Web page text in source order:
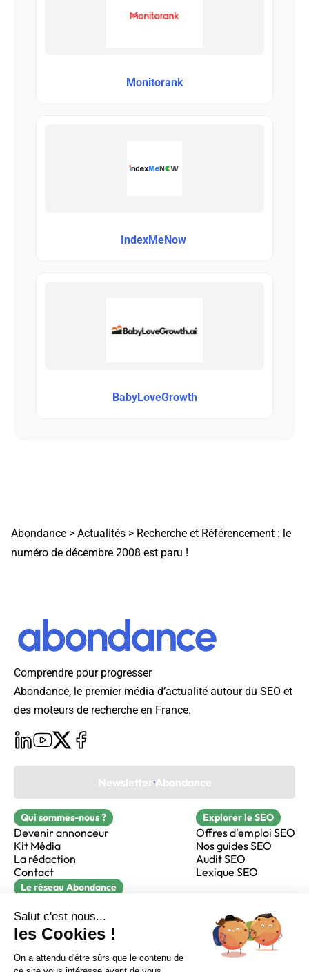
Sur LinkedIn Sur Youtube
Monitorank
IndexMeNow
BabyLoveGrowth
Abondance > Actualités > Recherche et Référencement : le
numéro de décembre 2008 est paru !
Comprendre pour progresser
Abondance, le premier média d’actualité autour du SEO et
des moteurs de recherche en France.
Newsletter Abondance
Qui sommes-nous ?
Devenir annonceur
Kit Média
La rédaction
Contact
Explorer le SEO
Offres d'emploi SEO
Nos guides SEO
Audit SEO
Lexique SEO
Le réseau Abondance
Réacteur
alfie formation